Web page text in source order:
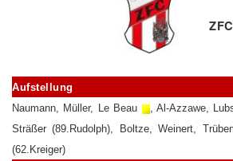
Aufstellung
Naumann, Müller, Le Beau
, Al-Azzawe,
Sträßer (89.Rudolph), Boltze, Weinert,
(62.Kreiger)